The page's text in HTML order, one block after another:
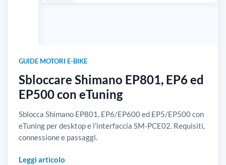
GUIDE MOTORI E-BIKE
Sbloccare Shimano EP801, EP6 ed
EP500 con eTuning
Sblocca Shimano EP801, EP6/EP600 ed EP5/EP500 con
eTuning per desktop e l’interfaccia SM-PCE02. Requisiti,
connessione e passaggi.
Leggi articolo